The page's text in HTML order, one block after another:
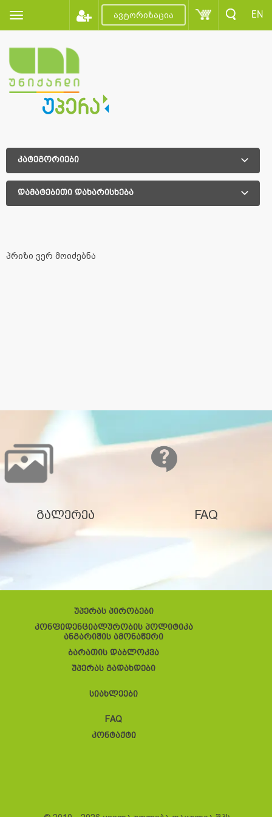
ავტორიზაცია EN
კატეგორიები
დამატებითი დახარისხება
პრიზი ვერ მოიძებნა
გალერეა FAQ
უპერას პირობები
კონფიდენციალურობის პოლიტიკა
ანგარიშის ამონაწერი
ბარათის დაბლოკვა
უპერას გადახდები
სიახლეები
FAQ
კონტაქტი